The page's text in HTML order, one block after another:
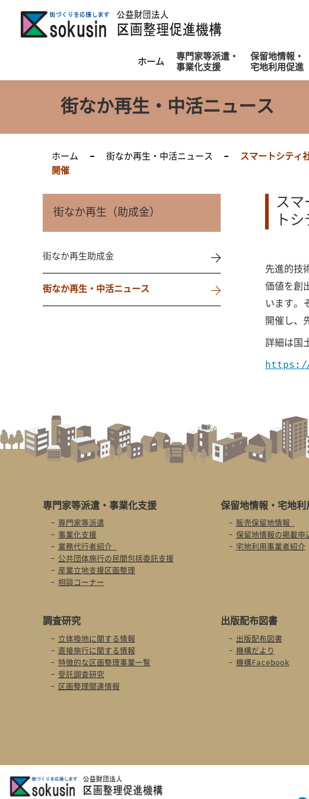
ホーム
専門家等派遣・
事業化支援
保留地情報・
宅地利用促進
街なか再生・中活ニュース
ホーム 街なか再生・中活ニュース
スマートシティ
開催
スマ
ト
先進的技
価値を創
います。
開催し、
詳細は国
https://
街なか再生（助成金）
街なか再生助成金
街なか再生・中活ニュース
専門家等派遣・ 事業化支援
専門家等派遣
事業化支援
業務代行者紹介
公共団体施行の民間包括委託支援
産業立地支援区画整理
相談コーナー
保留地情報・ 宅地利
販売保留地情報
保留地情報の掲載申
宅地利用事業者紹介
調査研究
立体換地に関する情報
直接施行に関する情報
特徴的な区画整理事業一覧
受託調査研究
区画整理関連情報
出版配布図書
出版配布図書
機構だより
機構Facebook